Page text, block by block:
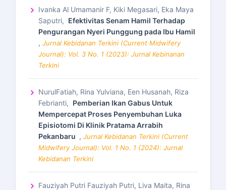
Ivanka Al Umamanir F, Kiki Megasari, Eka Maya
Saputri, Efektivitas Senam Hamil Terhadap
Pengurangan Nyeri Punggung pada Ibu Hamil
, Jurnal Kebidanan Terkini (Current Midwifery
Journal): Vol. 3 No. 1 (2023): Jurnal Kebinanan
Terkini
NurulFatiah, Rina Yulviana, Een Husanah, Riza
Febrianti, Pemberian Ikan Gabus Untuk
Mempercepat Proses Penyembuhan Luka
Episiotomi Di Klinik Pratama Arrabih
Pekanbaru , Jurnal Kebidanan Terkini (Current
Midwifery Journal): Vol. 1 No. 1 (2024): Jurnal
Kebidanan Terkini
Fauziyah Putri Fauziyah Putri, Liva Maita, Rina